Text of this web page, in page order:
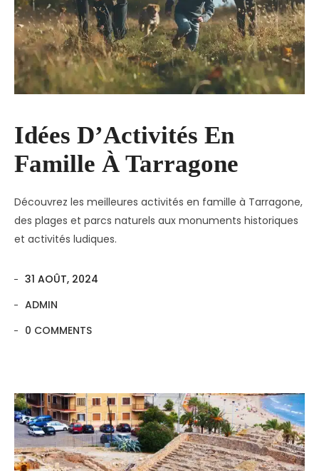
Idées D’Activités En
Famille À Tarragone
Découvrez les meilleures activités en famille à Tarragone,
des plages et parcs naturels aux monuments historiques
et activités ludiques.
31 AOÛT, 2024
ADMIN
0 COMMENTS